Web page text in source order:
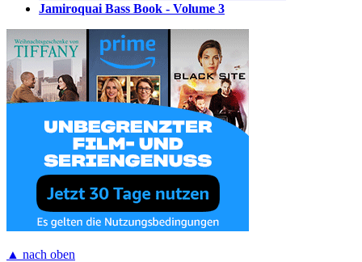
Jamiroquai Bass Book - Volume 3
▲ nach oben